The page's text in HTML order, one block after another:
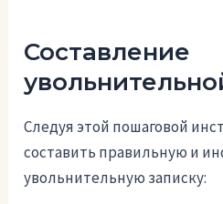
Составление
Следуя этой пошаговой
составить правильную и
увольнительную записку: